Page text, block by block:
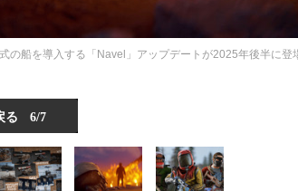
の船を導入する「Navel」アップデートが2025年後半に登
る 6/7